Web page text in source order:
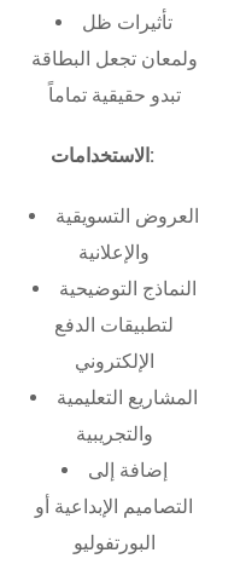
تأثيرات ظل
ولمعان تجعل البطاقة
تبدو حقيقية تماماً
الاستخدامات:
العروض التسويقية
والإعلانية
النماذج التوضيحية
لتطبيقات الدفع
الإلكتروني
المشاريع التعليمية
والتجريبية
إضافة إلى
التصاميم الإبداعية أو
البورتفوليو